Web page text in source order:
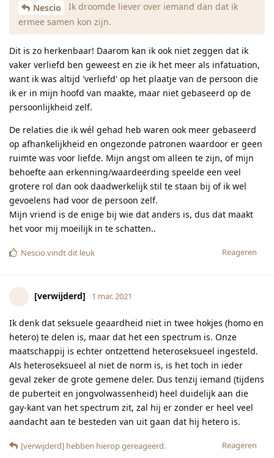
Nescio
Ik droomde liever over iemand dan dat ik
ermee samen kon zijn.
Dit is zo herkenbaar! Daarom kan ik ook niet zeggen dat ik
vaker verliefd ben geweest en zie ik het meer als infatuation,
want ik was altijd 'verliefd' op het plaatje van de persoon die
ik er in mijn hoofd van maakte, maar niet gebaseerd op de
persoonlijkheid zelf.
De relaties die ik wél gehad heb waren ook meer gebaseerd
op afhankelijkheid en ongezonde patronen waardoor er geen
ruimte was voor liefde. Mijn angst om alleen te zijn, of mijn
behoefte aan erkenning/waardeerding speelde een veel
grotere rol dan ook daadwerkelijk stil te staan bij of ik wel
gevoelens had voor de persoon zelf.
Mijn vriend is de enige bij wie dat anders is, dus dat maakt
het voor mij moeilijk in te schatten..
Reageren
Nescio vindt dit leuk
[verwijderd] 1 mar. 2021
Ik denk dat seksuele geaardheid niet in twee hokjes (homo en
hetero) te delen is, maar dat het een spectrum is. Onze
maatschappij is echter ontzettend heteroseksueel ingesteld.
Als heteroseksueel al niet de norm is, is het toch in ieder
geval zeker de grote gemene deler. Dus tenzij iemand (tijdens
de puberteit en jongvolwassenheid) heel duidelijk aan die
gay-kant van het spectrum zit, zal hij er zonder er heel veel
aandacht aan te besteden van uit gaan dat hij hetero is.
Reageren
[verwijderd] hebben hierop gereageerd.